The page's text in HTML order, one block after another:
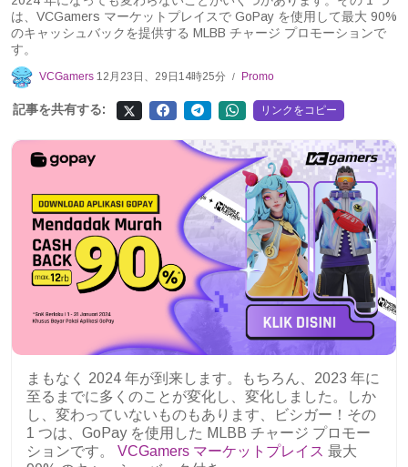
は、VCGamers マーケットプレイスで GoPay を使用して最大 90%
のキャッシュバックを提供する MLBB チャージ プロモーションで
す。
VCGamers 12月23日、29日14時25分 / Promo
記事を共有する: リンクをコピー
まもなく 2024 年が到来します。もちろん、2023 年に
至るまでに多くのことが変化し、変化しました。しか
し、変わっていないものもあります、ビシガー！その
1 つは、GoPay を使用した MLBB チャージ プロモー
ションです。 VCGamers マーケットプレイス 最大